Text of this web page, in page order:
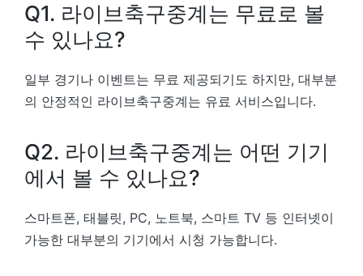
Q1. 라이브축구중계는 무료로 볼
수 있나요?
일부 경기나 이벤트는 무료 제공되기도 하지만, 대부분
의 안정적인 라이브축구중계는 유료 서비스입니다.
Q2. 라이브축구중계는 어떤 기기
에서 볼 수 있나요?
스마트폰, 태블릿, PC, 노트북, 스마트 TV 등 인터넷이
가능한 대부분의 기기에서 시청 가능합니다.